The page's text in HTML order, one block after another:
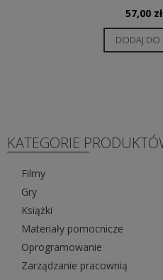
57,00 zł
DODAJ DO
KATEGORIE
Filmy
Gry
Książki
Materiały pomocnicze
Oprogramowanie
Zarządzanie pracownią